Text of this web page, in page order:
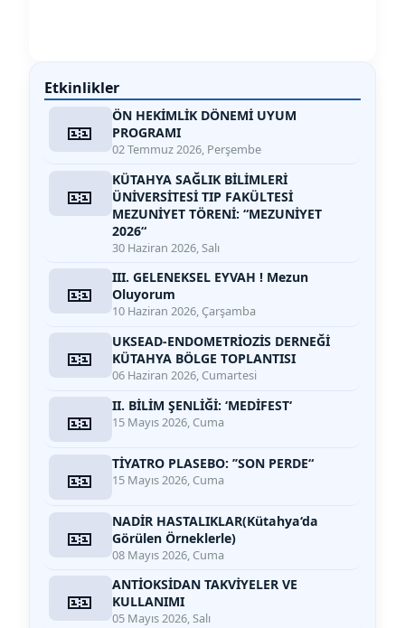
Etkinlikler
🎫
ÖN HEKİMLİK DÖNEMİ UYUM
PROGRAMI
02 Temmuz 2026, Perşembe
🎫
KÜTAHYA SAĞLIK BİLİMLERİ
ÜNİVERSİTESİ TIP FAKÜLTESİ
MEZUNİYET TÖRENİ: “MEZUNİYET
2026“
30 Haziran 2026, Salı
🎫
III. GELENEKSEL EYVAH ! Mezun
Oluyorum
10 Haziran 2026, Çarşamba
🎫
UKSEAD-ENDOMETRİOZİS DERNEĞİ
KÜTAHYA BÖLGE TOPLANTISI
06 Haziran 2026, Cumartesi
🎫 II. BİLİM ŞENLİĞİ: ‘MEDİFEST‘
15 Mayıs 2026, Cuma
🎫 TİYATRO PLASEBO: ’’SON PERDE“
15 Mayıs 2026, Cuma
🎫
NADİR HASTALIKLAR(Kütahya‘da
Görülen Örneklerle)
08 Mayıs 2026, Cuma
🎫
ANTİOKSİDAN TAKVİYELER VE
KULLANIMI
05 Mayıs 2026, Salı